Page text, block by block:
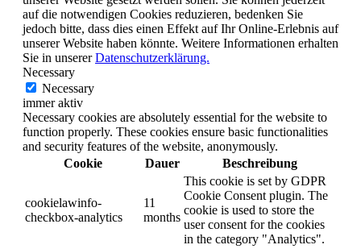
auf die notwendigen Cookies reduzieren, bedenken Sie
jedoch bitte, dass dies einen Effekt auf Ihr Online-Erlebnis auf
unserer Website haben könnte. Weitere Informationen erhalten
Sie in unsererDatenschutzerklärung.
Necessary
Necessary
immer aktiv
Necessary cookies are absolutely essential for the website to
function properly. These cookies ensure basic functionalities
and security features of the website, anonymously.
Cookie
Dauer Beschreibung
cookielawinfo-
checkbox-analytics
11
months
This cookie is set by GDPR
Cookie Consent plugin. The
cookie is used to store the
user consent for the cookies
in the category "Analytics".